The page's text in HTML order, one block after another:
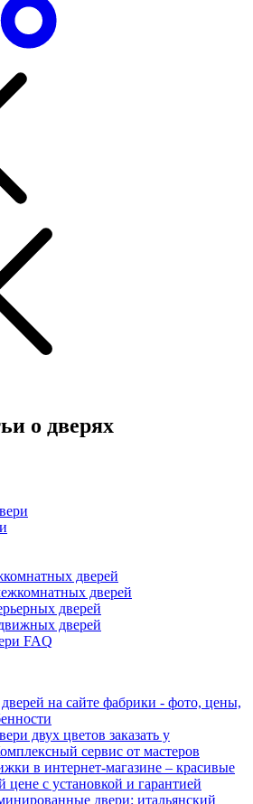
о дверях
дверей
дверей
дверей
дверей
FAQ
на сайте фабрики - фото, цены,
двух цветов заказать у
сервис от мастеров
в интернет-магазине – красивые
с установкой и гарантией
двери: итальянский